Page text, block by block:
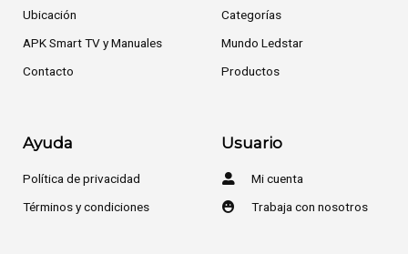
Ubicación
APK Smart TV y Manuales
Contacto
Categorías
Mundo Ledstar
Productos
Ayuda
Política de privacidad
Términos y condiciones
Usuario
Mi cuenta
Trabaja con nosotros